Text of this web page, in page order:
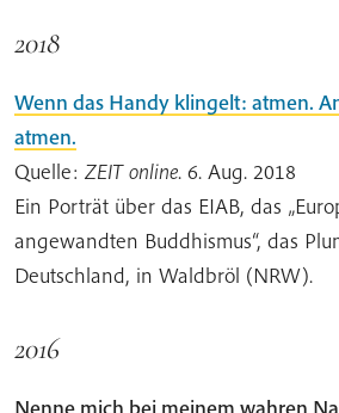
2018
Wenn das Handy klingelt: atmen.
atmen.
Quelle: ZEIT online. 6. Aug. 2018
Ein Porträt über das EIAB, das
angewandten Buddhismus“, das
Deutschland, in Waldbröl (NRW).
2016
Nenne mich bei meinem wahren